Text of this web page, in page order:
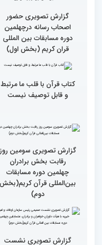
گزارش تصویری حضور
پررنگ کودکان و نوجوانان در
چهلمین دوره مسابقات بین
المللی قرآن کریم(بخش
اصحاب رسانه درچهلمین
دوره مسابقات بین المللی
قران کریم (بخش اول)
کتاب قرآن با قلب ما مرتبط
و قابل توصیف نیست